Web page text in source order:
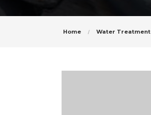
Home Water Treatment